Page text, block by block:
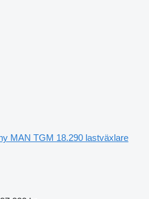
MAN TGM 18.290 lastväxlare